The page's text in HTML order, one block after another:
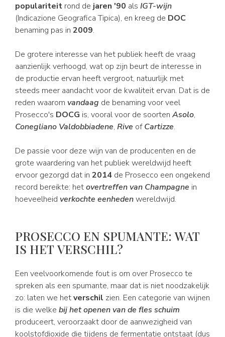
populariteit rond de jaren '90 als IGT-wijn
(Indicazione Geografica Tipica), en kreeg de DOC
benaming pas in 2009.
De grotere interesse van het publiek heeft de vraag
aanzienlijk verhoogd, wat op zijn beurt de interesse in
de productie ervan heeft vergroot, natuurlijk met
steeds meer aandacht voor de kwaliteit ervan. Dat is de
reden waarom vandaag de benaming voor veel
Prosecco's DOCG is, vooral voor de soortenAsolo,
Conegliano Valdobbiadene, Rive ofCartizze.
De passie voor deze wijn van de producenten en de
grote waardering van het publiek wereldwijd heeft
ervoor gezorgd dat in 2014 de Prosecco een ongekend
record bereikte: hetovertreffen van Champagne in
hoeveelheid verkochte eenhedenwereldwijd.
PROSECCO EN SPUMANTE: WAT
IS HET VERSCHIL?
Een veelvoorkomende fout is om over Prosecco te
spreken als een spumante, maar dat is niet noodzakelijk
zo: laten we hetverschil zien. Een categorie van wijnen
is die welke bij het openen van de fles schuim
produceert, veroorzaakt door de aanwezigheid van
koolstofdioxide die tijdens de fermentatie ontstaat (dus